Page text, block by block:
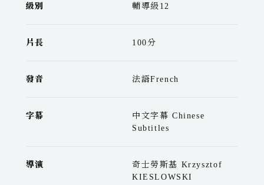
級別 輔導級12
片長 100分
發音 法語French
字幕
中文字幕 Chinese
Subtitles
導演
奇士勞斯基 Krzysztof
KIESLOWSKI